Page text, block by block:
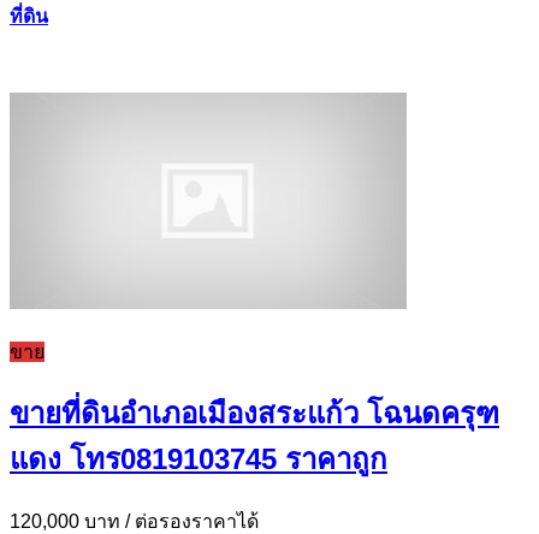
ที่ดิน
ขาย
ขายที่ดินอำเภอเมืองสระแก้ว โฉนดครุฑ
แดง โทร0819103745 ราคาถูก
120,000 บาท / ต่อรองราคาได้